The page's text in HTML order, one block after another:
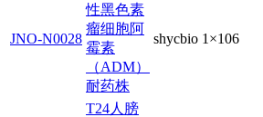
JNO-N0028
性黑色素
瘤细胞阿
霉素
（ADM）
耐药株
shycbio 1×106
T24人膀